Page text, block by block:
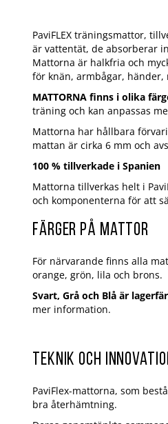
PaviFLEX träningsmattor,
är vattentät, de absorberar
Mattorna är halkfria och
för knän, armbågar, händer,
MATTORNA finns i olika
träning och kan anpassas
Mattorna har hållbara
mattan är cirka 6 mm och
100 % tillverkade i Spanien
Mattorna tillverkas helt i
och komponenterna för att
Färger på mattor
För närvarande finns alla
orange, grön, lila och brons.
Svart, Grå och Blå är
mer information.
Teknik och
PaviFlex-mattorna, som
bra återhämtning.